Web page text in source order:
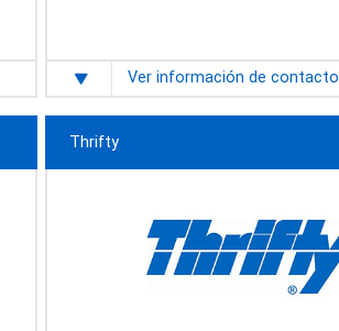
Ver información de contacto
Thrifty